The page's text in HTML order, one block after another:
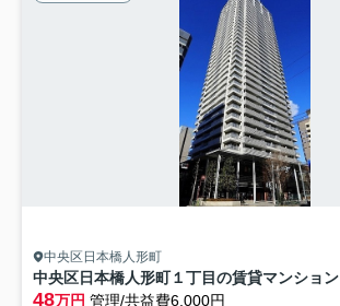
中央区日本橋人形町
中央区日本橋人形町１丁目の賃貸マンション
48万円 管理/共益費6,000円